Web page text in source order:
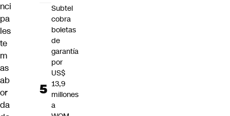
nci
pa
les
te
m
as
ab
or
da
Subtel
cobra
boletas
de
garantía
por
US$
13,9
millones
a